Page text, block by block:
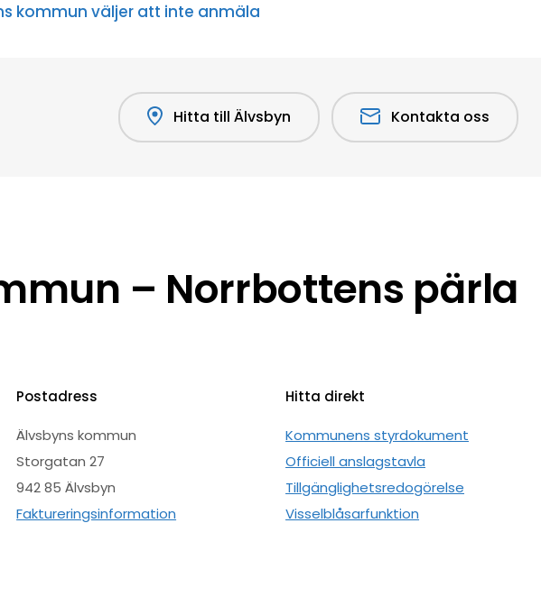
kommun väljer att inte anmäla
Hitta till Älvsbyn Kontakta oss
– Norrbottens pärla
Postadress
Älvsbyns kommun
Storgatan 27
942 85 Älvsbyn
Faktureringsinformation
Hitta direkt
Kommunens styrdokument
Officiell anslagstavla
Tillgänglighetsredogörelse
Visselblåsarfunktion